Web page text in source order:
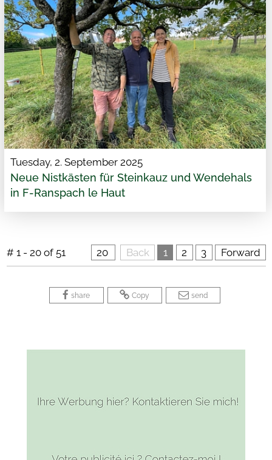
Tuesday, 2. September 2025
Neue Nistkästen für Steinkauz und Wendehals
in F-Ranspach le Haut
# 1 - 20 of 51 20 Back 1 2 3 Forward
share Copy send